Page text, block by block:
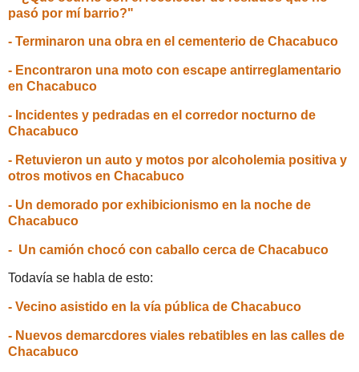
pasó por mí barrio?"
- Terminaron una obra en el cementerio de Chacabuco
- Encontraron una moto con escape antirreglamentario
en Chacabuco
- Incidentes y pedradas en el corredor nocturno de
Chacabuco
- Retuvieron un auto y motos por alcoholemia positiva y
otros motivos en Chacabuco
- Un demorado por exhibicionismo en la noche de
Chacabuco
- Un camión chocó con caballo cerca de Chacabuco
Todavía se habla de esto:
- Vecino asistido en la vía pública de Chacabuco
- Nuevos demarcdores viales rebatibles en las calles de
Chacabuco